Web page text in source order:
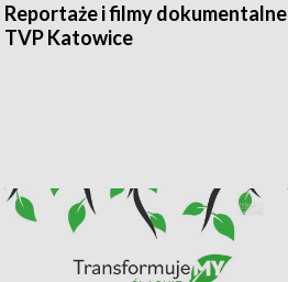
Reportaże i filmy dokumentalne
TVP Katowice